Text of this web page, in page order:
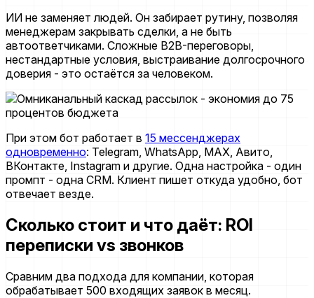
ИИ не заменяет людей. Он забирает рутину, позволяя
менеджерам закрывать сделки, а не быть
автоответчиками. Сложные B2B-переговоры,
нестандартные условия, выстраивание долгосрочного
доверия - это остаётся за человеком.
При этом бот работает в 15 мессенджерах
одновременно: Telegram, WhatsApp, MAX, Авито,
ВКонтакте, Instagram и другие. Одна настройка - один
промпт - одна CRM. Клиент пишет откуда удобно, бот
отвечает везде.
Сколько стоит и что даёт: ROI
переписки vs звонков
Сравним два подхода для компании, которая
обрабатывает 500 входящих заявок в месяц.